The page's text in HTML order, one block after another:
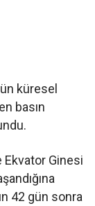
küresel
basın
Ekvator Ginesi
42 gün sonra